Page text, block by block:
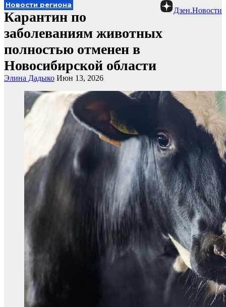
Дзен.Новости
Новости региона
Карантин по
заболеваниям животных
полностью отменен в
Новосибирской области
Элина Дадыко Июн 13, 2026